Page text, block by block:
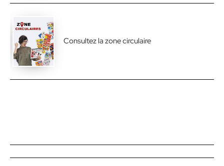
Consultez la zone circulaire